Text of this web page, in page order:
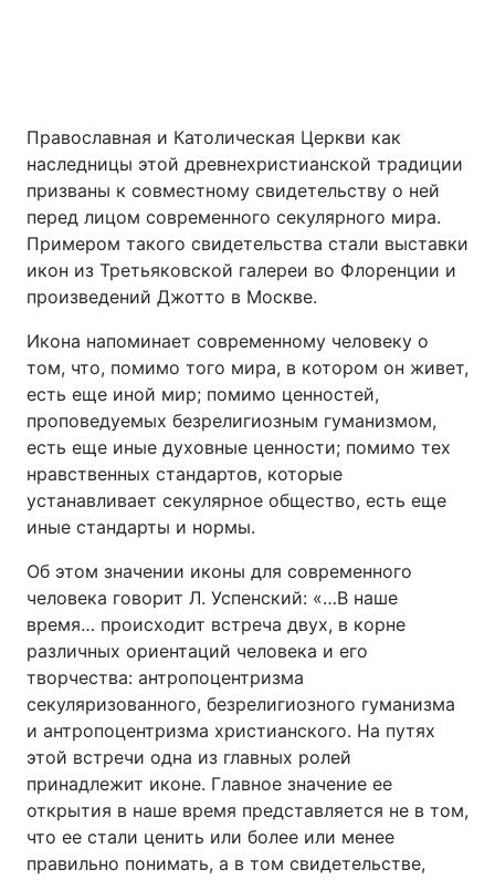
Православная и Католическая Церкви как
наследницы этой древнехристианской традиции
призваны к совместному свидетельству о ней
перед лицом современного секулярного мира.
Примером такого свидетельства стали выставки
икон из Третьяковской галереи во Флоренции и
произведений Джотто в Москве.
Икона напоминает современному человеку о
том, что, помимо того мира, в котором он живет,
есть еще иной мир; помимо ценностей,
проповедуемых безрелигиозным гуманизмом,
есть еще иные духовные ценности; помимо тех
нравственных стандартов, которые
устанавливает секулярное общество, есть еще
иные стандарты и нормы.
Об этом значении иконы для современного
человека говорит Л. Успенский: «…В наше
время… происходит встреча двух, в корне
различных ориентаций человека и его
творчества: антропоцентризма
секуляризованного, безрелигиозного гуманизма
и антропоцентризма христианского. На путях
этой встречи одна из главных ролей
принадлежит иконе. Главное значение ее
открытия в наше время представляется не в том,
что ее стали ценить или более или менее
правильно понимать, а в том свидетельстве,